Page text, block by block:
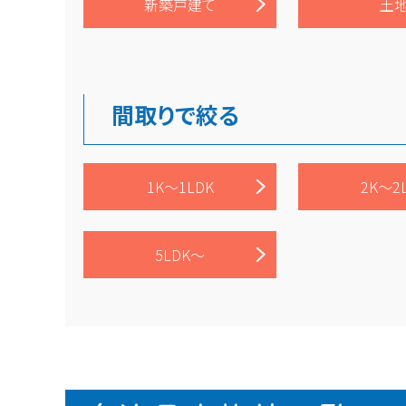
新築戸建て 土
間取りで絞る
1K～1LDK 2K～
5LDK～